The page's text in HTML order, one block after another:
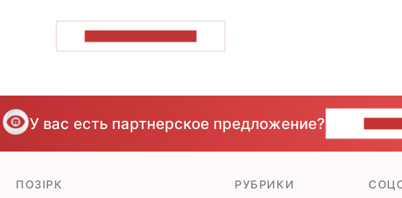
У вас есть партнерское предложение?
ПОЗІРК РУБРИКИ